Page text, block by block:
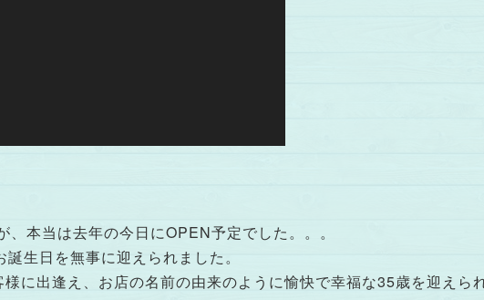
本当は去年の今日にOPEN予定でした。。。
生日を無事に迎えられました。
に出逢え、お店の名前の由来のように愉快で幸福な35歳を迎えら